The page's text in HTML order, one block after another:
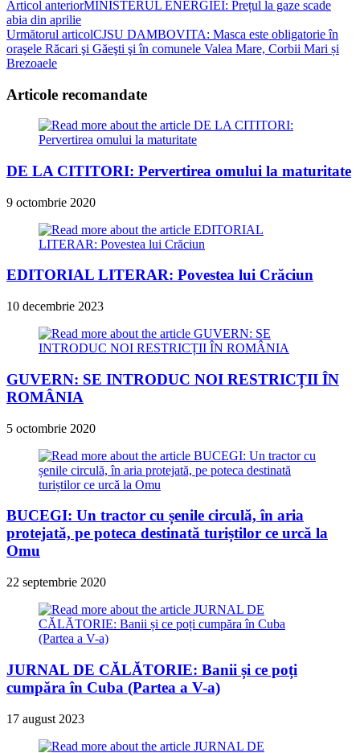
Read
more
articles
Articol anteriorMINISTERUL ENERGIEI: Prețul la gaze scade
abia din aprilie
Următorul articolCJSU DAMBOVITA: Masca este obligatorie în
oraşele Răcari şi Găeşti şi în comunele Valea Mare, Corbii Mari și
Brezoaele
Articole recomandate
DE LA CITITORI: Pervertirea omului la maturitate
9 octombrie 2020
EDITORIAL LITERAR: Povestea lui Crăciun
10 decembrie 2023
GUVERN: SE INTRODUC NOI RESTRICȚII ÎN
ROMÂNIA
5 octombrie 2020
BUCEGI: Un tractor cu șenile circulă, în aria
protejată, pe poteca destinată turiștilor ce urcă la
Omu
22 septembrie 2020
JURNAL DE CĂLĂTORIE: Banii și ce poți
cumpăra în Cuba (Partea a V-a)
17 august 2023